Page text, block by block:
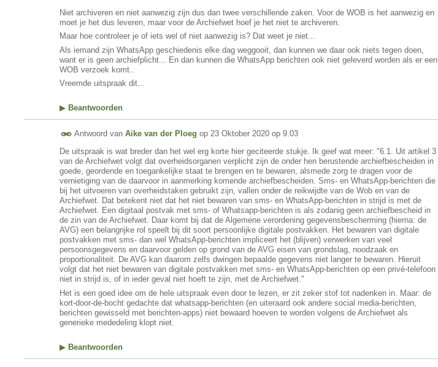
Niet archiveren en niet aanwezig zijn dus dan twee verschillende zaken. Voor de WOB is het aanwezig en
moet je het dus leveren, maar voor de Archiefwet hoef je het niet te archiveren.
Maar hoe controleer je of iets wel of niet aanwezig is? Dat weet je niet...
Als iemand zijn WhatsApp geschiedenis elke dag weggooit, dan kunnen we daar ook niets tegen doen,
want er is geen archiefplicht... En dan kunnen die WhatsApp berichten ook niet geleverd worden als er een
WOB verzoek komt..
Vreemde uitspraak dit...
▶ Beantwoorden
Antwoord van Aike van der Ploeg op 23 Oktober 2020 op 9.03
De uitspraak is wat breder dan het wel erg korte hier geciteerde stukje. Ik geef wat meer: "6.1. Uit artikel 3
van de Archiefwet volgt dat overheidsorganen verplicht zijn de onder hen berustende archiefbescheiden in
goede, geordende en toegankelijke staat te brengen en te bewaren, alsmede zorg te dragen voor de
vernietiging van de daarvoor in aanmerking komende archiefbescheiden. Sms- en WhatsApp-berichten die
bij het uitvoeren van overheidstaken gebruikt zijn, vallen onder de reikwijdte van de Wob en van de
Archiefwet. Dat betekent niet dat het niet bewaren van sms- en WhatsApp-berichten in strijd is met de
Archiefwet. Een digitaal postvak met sms- of Whatsapp-berichten is als zodanig geen archiefbescheid in
de zin van de Archiefwet. Daar komt bij dat de Algemene verordening gegevensbescherming (hierna: de
AVG) een belangrijke rol speelt bij dit soort persoonlijke digitale postvakken. Het bewaren van digitale
postvakken met sms- dan wel WhatsApp-berichten impliceert het (blijven) verwerken van veel
persoonsgegevens en daarvoor gelden op grond van de AVG eisen van grondslag, noodzaak en
proportionaliteit. De AVG kan daarom zelfs dwingen bepaalde gegevens niet langer te bewaren. Hieruit
volgt dat het niet bewaren van digitale postvakken met sms- en WhatsApp-berichten op een privé-telefoon
niet in strijd is, of in ieder geval niet hoeft te zijn, met de Archiefwet."
Het is een goed idee om de hele uitspraak even door te lezen, er zit zeker stof tot nadenken in. Maar: de
kort-door-de-bocht gedachte dat whatsapp-berichten (en uiteraard ook andere social media-berichten,
berichten gewisseld met berichten-apps) niet bewaard hoeven te worden volgens de Archiefwet als
generieke mededeling klopt niet.
▶ Beantwoorden